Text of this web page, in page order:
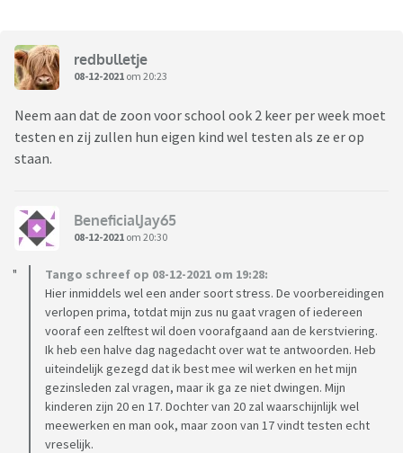
redbulletje
08-12-2021 om 20:23
Neem aan dat de zoon voor school ook 2 keer per week moet
testen en zij zullen hun eigen kind wel testen als ze er op
staan.
BeneficialJay65
08-12-2021 om 20:30
Tango schreef op 08-12-2021 om 19:28:
Hier inmiddels wel een ander soort stress. De voorbereidingen
verlopen prima, totdat mijn zus nu gaat vragen of iedereen
vooraf een zelftest wil doen voorafgaand aan de kerstviering.
Ik heb een halve dag nagedacht over wat te antwoorden. Heb
uiteindelijk gezegd dat ik best mee wil werken en het mijn
gezinsleden zal vragen, maar ik ga ze niet dwingen. Mijn
kinderen zijn 20 en 17. Dochter van 20 zal waarschijnlijk wel
meewerken en man ook, maar zoon van 17 vindt testen echt
vreselijk.